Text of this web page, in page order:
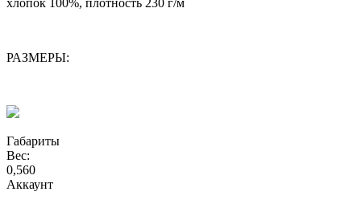
хлопок 100%, плотность 230 г/м
РАЗМЕРЫ:
Габариты
Вес:
0,560
Аккаунт